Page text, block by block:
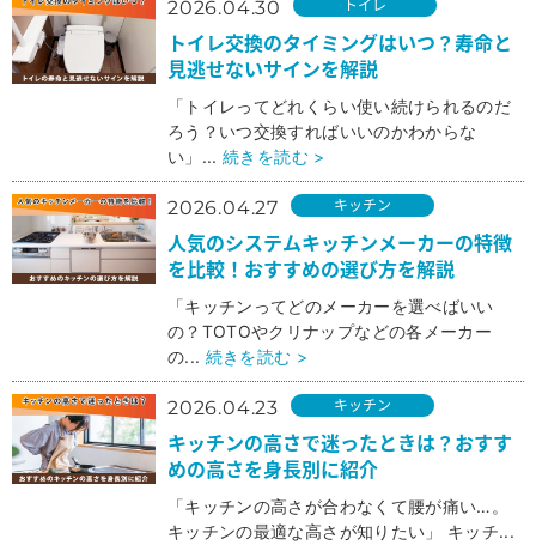
2026.04.30 トイレ
トイレ交換のタイミングはいつ？寿命と
見逃せないサインを解説
「トイレってどれくらい使い続けられるのだ
ろう？いつ交換すればいいのかわからな
い」... 続きを読む >
2026.04.27 キッチン
人気のシステムキッチンメーカーの特徴
を比較！おすすめの選び方を解説
「キッチンってどのメーカーを選べばいい
の？TOTOやクリナップなどの各メーカー
の... 続きを読む >
2026.04.23 キッチン
キッチンの高さで迷ったときは？おすす
めの高さを身長別に紹介
「キッチンの高さが合わなくて腰が痛い…。
キッチンの最適な高さが知りたい」 キッチ...